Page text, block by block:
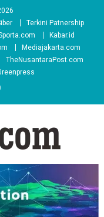
Terkini Patnership
Kabar.id
Mediajakarta.com
TheNusantaraPost.com